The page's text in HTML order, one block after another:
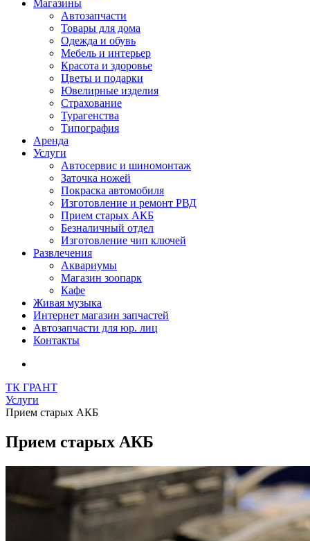
Магазины
Автозапчасти
Товары для дома
Одежда и обувь
Мебель и интерьер
Красота и здоровье
Цветы и подарки
Ювелирные изделия
Страхование
Турагенства
Типография
Аренда
Услуги
Автосервис и шиномонтаж
Заточка ножей
Покраска автомобиля
Изготовление и ремонт РВД
Прием старых АКБ
Безналичный отдел
Изготовление чип ключей
Развлечения
Аквариумы
Магазин зоопарк
Кафе
Живая музыка
Интернет магазин запчастей
Автозапчасти для юр. лиц
Контакты
ТК ГРАНТ
Услуги
Прием старых АКБ
Прием старых АКБ